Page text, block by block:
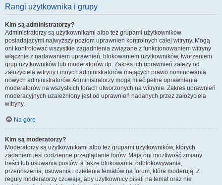
Rangi użytkownika i grupy
Kim są administratorzy?
Administratorzy są użytkownikami albo też grupami użytkowników
posiadającymi najwyższy poziom uprawnień kontrolnych całej witryny. Mogą
oni kontrolować wszystkie zagadnienia związane z funkcjonowaniem witryny
włącznie z nadawaniem uprawnień, blokowaniem użytkowników, tworzeniem
grup użytkowników lub moderatorów itp. Zakres ich uprawnień zależy od
założyciela witryny i innych administratorów mających prawo nominowania
nowych administratorów. Administratorzy mogą mieć pełne uprawnienia
moderatorów na wszystkich forach utworzonych na witrynie. Zakres uprawnień
moderacyjnych uzależniony jest od uprawnień nadanych przez założyciela
witryny.
Na górę
Kim są moderatorzy?
Moderatorzy są użytkownikami albo też grupami użytkowników, których
zadaniem jest codzienne przeglądanie forów. Mają oni możliwość zmiany
treści lub usuwania postów, a także blokowania, odblokowywania,
przenoszenia, usuwania i dzielenia tematów na forum, które moderują. Z
reguły moderatorzy czuwają, aby użytkownicy pisali na temat oraz nie